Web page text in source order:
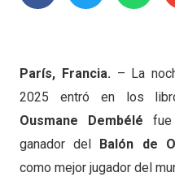
París, Francia. – La
2025 entró en los
Ousmane Dembélé fue
ganador del Balón de
como mejor jugador del